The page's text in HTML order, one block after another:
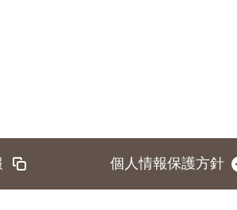
個人情報保護方針